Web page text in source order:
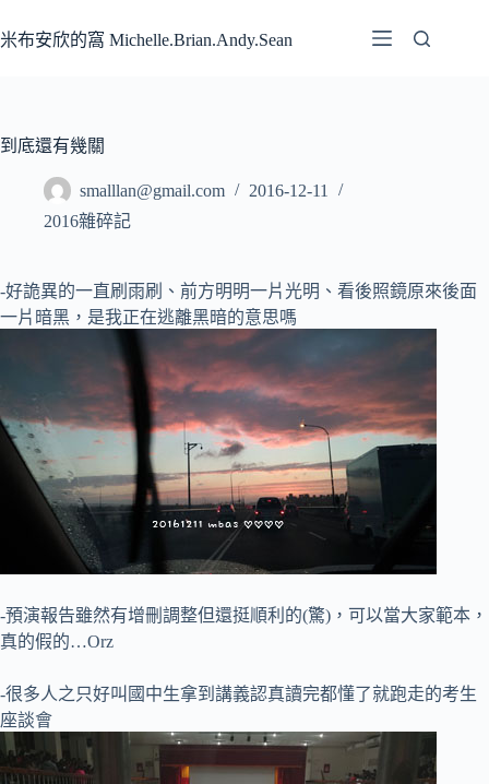
至
容
米布安欣的窩 Michelle.Brian.Andy.Sean
到底還有幾關
smalllan@gmail.com
2016-12-11
2016雜碎記
-好詭異的一直刷雨刷、前方明明一片光明 、看後照鏡原來後面
一片暗黑，是我正在逃離黑暗的意思嗎
-預演報告雖然有增刪調整但還挺順利的(驚)，可以當大家範本，
真的假的…Orz
-很多人之只好叫國中生拿到講義認真讀完都懂了就跑走的考生
座談會